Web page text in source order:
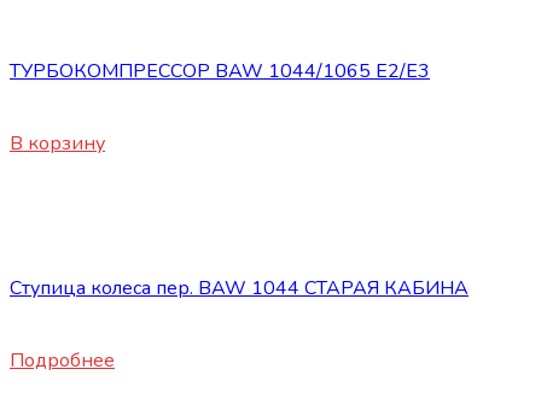
ТУРБОКОМПРЕССОР BAW 1044/1065 Е2/E3
В корзину
Ступица колеса пер. BAW 1044 СТАРАЯ КАБИНА
Подробнее